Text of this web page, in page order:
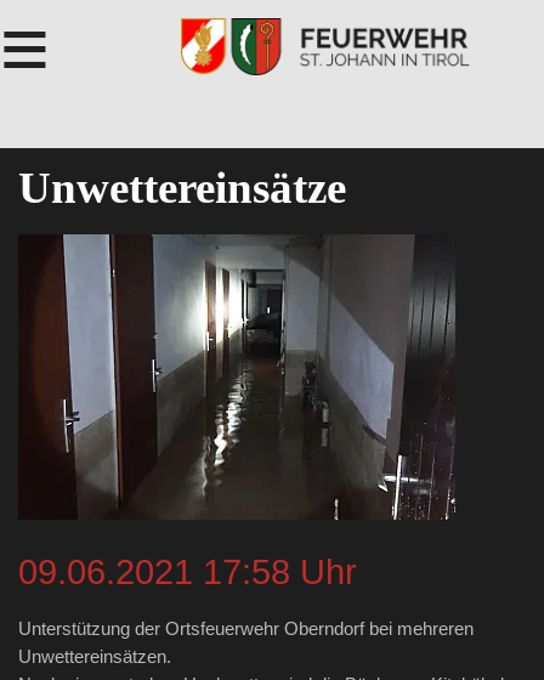
≡
Unwettereinsätze
09.06.2021 17:58 Uhr
Unterstützung der Ortsfeuerwehr Oberndorf bei mehreren
Unwettereinsätzen.